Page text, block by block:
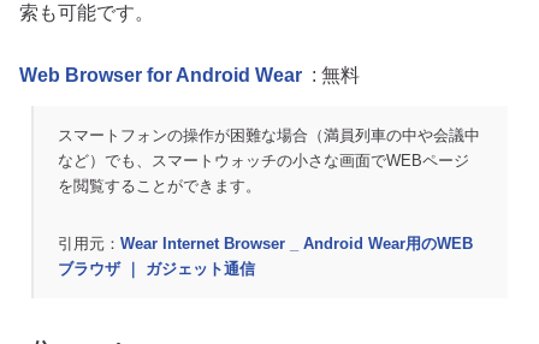
索も可能です。
Web Browser for Android Wear : 無料
スマートフォンの操作が困難な場合（満員列車の中や会議中
など）でも、スマートウォッチの小さな画面でWEBページ
を閲覧することができます。
引用元： Wear Internet Browser _ Android Wear用のWEB
ブラウザ ｜ ガジェット通信